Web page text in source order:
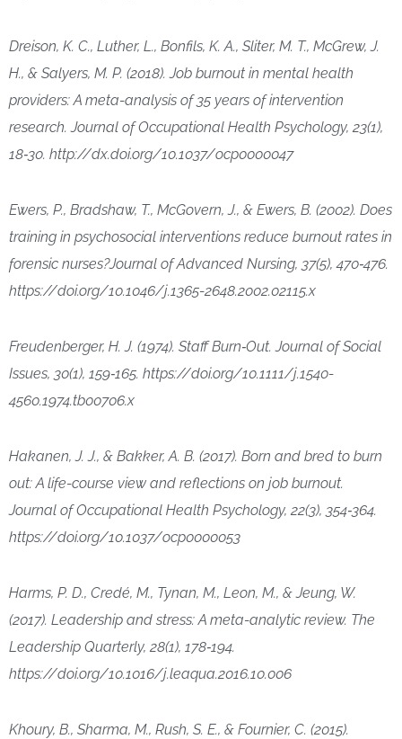
Dreison, K. C., Luther, L., Bonfils, K. A., Sliter, M. T., McGrew, J.
H., & Salyers, M. P. (2018). Job burnout in mental health
providers: A meta-analysis of 35 years of intervention
research. Journal of Occupational Health Psychology, 23(1),
18‑30. http://dx.doi.org/10.1037/ocp0000047
Ewers, P., Bradshaw, T., McGovern, J., & Ewers, B. (2002). Does
training in psychosocial interventions reduce burnout rates in
forensic nurses?Journal of Advanced Nursing, 37(5), 470‑476.
https://doi.org/10.1046/j.1365-2648.2002.02115.x
Freudenberger, H. J. (1974). Staff Burn‐Out. Journal of Social
Issues, 30(1), 159‑165. https://doi.org/10.1111/j.1540-
4560.1974.tb00706.x
Hakanen, J. J., & Bakker, A. B. (2017). Born and bred to burn
out: A life-course view and reflections on job burnout.
Journal of Occupational Health Psychology, 22(3), 354‑364.
https://doi.org/10.1037/ocp0000053
Harms, P. D., Credé, M., Tynan, M., Leon, M., & Jeung, W.
(2017). Leadership and stress: A meta-analytic review. The
Leadership Quarterly, 28(1), 178‑194.
https://doi.org/10.1016/j.leaqua.2016.10.006
Khoury, B., Sharma, M., Rush, S. E., & Fournier, C. (2015).